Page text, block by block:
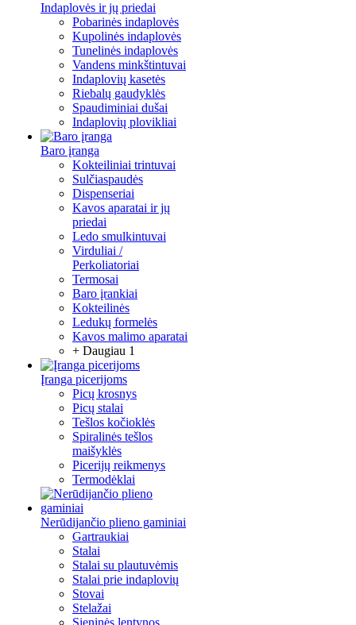
Indaplovės ir jų priedai
Pobarinės indaplovės
Kupolinės indaplovės
Tunelinės indaplovės
Vandens minkštintuvai
Indaplovių kasetės
Riebalų gaudyklės
Spaudiminiai dušai
Indaplovių plovikliai
Baro įranga
Kokteiliniai trintuvai
Sulčiaspaudės
Dispenseriai
Kavos aparatai ir jų
priedai
Ledo smulkintuvai
Virduliai /
Perkoliatoriai
Termosai
Baro įrankiai
Kokteilinės
Ledukų formelės
Kavos malimo aparatai
+ Daugiau 1
Įranga picerijoms
Picų krosnys
Picų stalai
Tešlos kočioklės
Spiralinės tešlos
maišyklės
Picerijų reikmenys
Termodėklai
Nerūdijančio plieno gaminiai
Gartraukiai
Stalai
Stalai su plautuvėmis
Stalai prie indaplovių
Stovai
Stelažai
Sieninės lentynos